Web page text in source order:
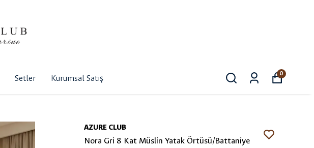
Setler Kurumsal Satış 0
AZURE CLUB
Nora Gri 8 Kat Müslin Yatak Örtüsü/Battaniye